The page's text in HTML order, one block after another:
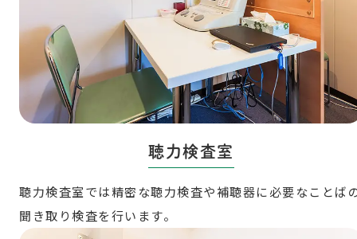
聴力検査室
聴力検査室では精密な聴力検査や補聴器に必要なことば
聞き取り検査を行います。